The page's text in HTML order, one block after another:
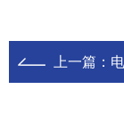
上一篇：